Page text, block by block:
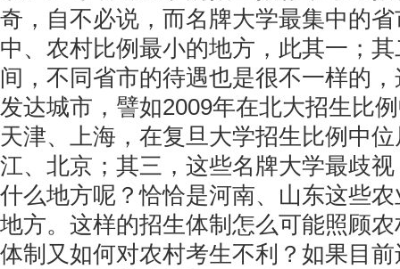
奇，自不必说，而名牌大学最集中的
中、农村比例最小的地方，此其一；
间，不同省市的待遇也是很不一样的
发达城市，譬如2009年在北大招生比
天津、上海，在复旦大学招生比例中
江、北京；其三，这些名牌大学最歧
什么地方呢？恰恰是河南、山东这些
地方。这样的招生体制怎么可能照顾
体制又如何对农村考生不利？如果目